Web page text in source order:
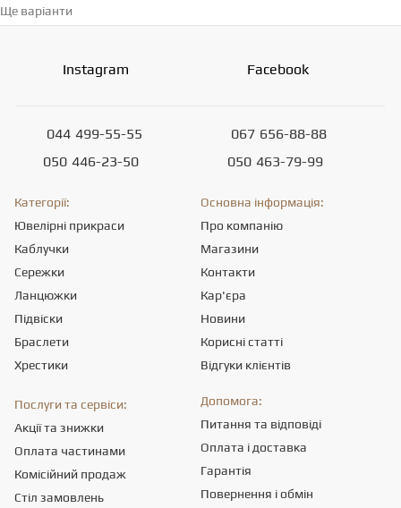
Ще варіанти
Instagram Facebook
044 499-55-55
050 446-23-50
067 656-88-88
050 463-79-99
Категорії:
Ювелірні прикраси
Каблучки
Сережки
Ланцюжки
Підвіски
Браслети
Хрестики
Основна інформація:
Про компанію
Магазини
Контакти
Кар'єра
Новини
Корисні статті
Відгуки клієнтів
Послуги та сервіси:
Акції та знижки
Оплата частинами
Комісійний продаж
Стіл замовлень
Допомога:
Питання та відповіді
Оплата і доставка
Гарантія
Повернення і обмін